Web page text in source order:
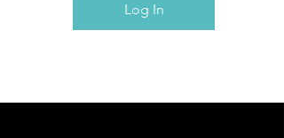
Log In